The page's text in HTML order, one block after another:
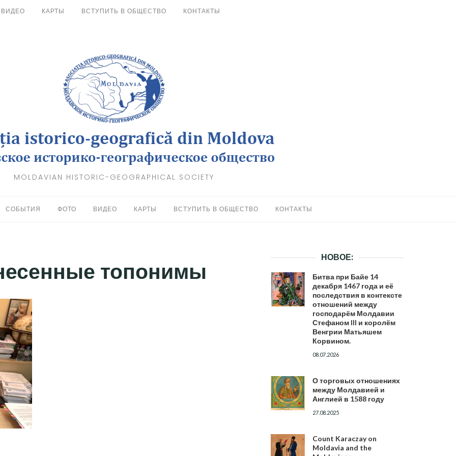
ВИДЕО КАРТЫ ВСТУПИТЬ В ОБЩЕСТВО КОНТАКТЫ
MOLDAVIAN HISTORIC-GEOGRAPHICAL SOCIETY
СОБЫТИЯ ФОТО ВИДЕО КАРТЫ ВСТУПИТЬ В ОБЩЕСТВО КОНТАКТЫ
топонимы НОВОЕ:
Битва при Байе 14
декабря 1467 года и её
последствия в контексте
отношений между
господарём Молдавии
Стефаном III и королём
Венгрии Матьяшем
Корвином.
08.07.2026
О торговых отношениях
между Молдавией и
Англией в 1588 году
27.08.2025
Count Karaczay on
Moldavia and the